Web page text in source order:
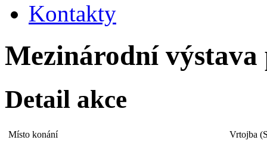
Kontakty
Mezinárodní výstava
Detail akce
Místo konání
Vrtojba